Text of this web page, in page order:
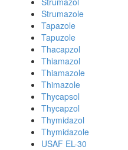
Strumazole
Tapazole
Tapuzole
Thacapzol
Thiamazol
Thiamazole
Thimazole
Thycapsol
Thycapzol
Thymidazol
Thymidazole
USAF EL-30